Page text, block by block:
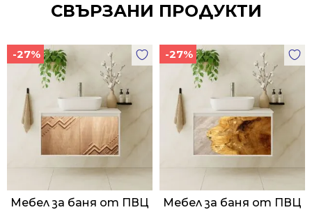
СВЪРЗАНИ ПРОДУКТИ
-27%
Мебел за баня от ПВЦ
-27%
Мебел за баня от ПВЦ